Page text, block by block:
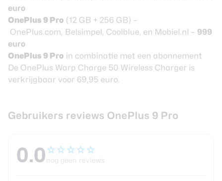
euro
OnePlus 9 Pro (12 GB + 256 GB) –
OnePlus.com, Belsimpel, Coolblue, en Mobiel.nl – 999
euro
OnePlus 9 Pro in combinatie met een abonnement
De OnePlus Warp Charge 50 Wireless Charger is
verkrijgbaar voor 69,95 euro.
Gebruikers reviews OnePlus 9 Pro
0.0 nog geen reviews